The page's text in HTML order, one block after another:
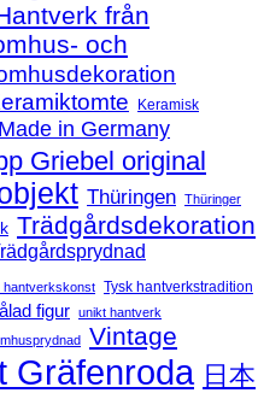
från
och
Keramisk
Made in Germany
Griebel original
Thüringen Thüringer
Trädgårdsdekoration
hantverkskonst Tysk hantverkstradition
figur unikt hantverk
Vintage
Gräfenroda 日本